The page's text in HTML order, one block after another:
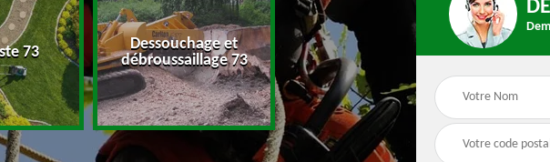
73
Dessouchage et
débroussaillage 73
Abattage d'arbres et
arbres dangereux 73